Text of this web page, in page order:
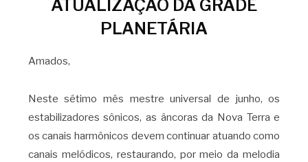
ATUALIZAÇÃO DA GRADE
PLANETÁRIA
Amados,
Neste sétimo mês mestre universal de junho, os
estabilizadores sônicos, as âncoras da Nova Terra e
os canais harmônicos devem continuar atuando como
canais melódicos, restaurando, por meio da melodia